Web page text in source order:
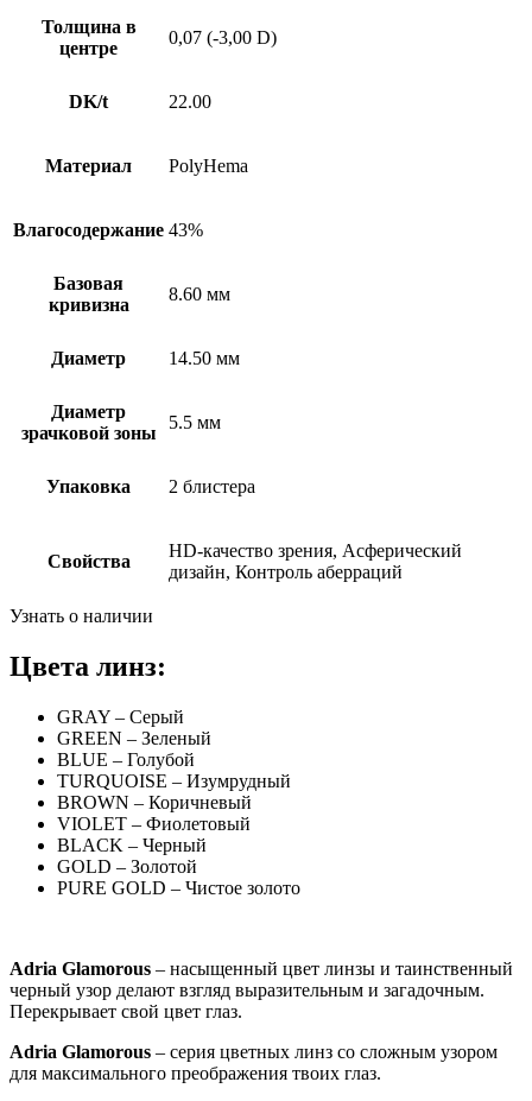
Толщина в
центре
0,07 (-3,00 D)
DK/t 22.00
Материал PolyHema
Влагосодержание 43%
Базовая
кривизна
8.60 мм
Диаметр 14.50 мм
Диаметр
зрачковой зоны
5.5 мм
Упаковка 2 блистера
Свойства
HD-качество зрения, Асферический
дизайн, Контроль аберраций
Узнать о наличии
Цвета линз:
GRAY – Серый
GREEN – Зеленый
BLUE – Голубой
TURQUOISE – Изумрудный
BROWN – Коричневый
VIOLET – Фиолетовый
BLACK – Черный
GOLD – Золотой
PURE GOLD – Чистое золото
Adria Glamorous – насыщенный цвет линзы и таинственный
черный узор делают взгляд выразительным и загадочным.
Перекрывает свой цвет глаз.
Adria Glamorous – серия цветных линз со сложным узором
для максимального преображения твоих глаз.